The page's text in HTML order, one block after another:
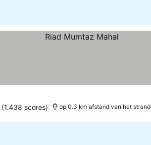
(1.438 scores) op 0.3 km afstand van het strand